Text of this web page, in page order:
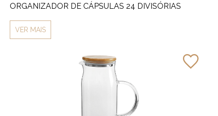
ORGANIZADOR DE CÁPSULAS 24 DIVISÓRIAS
VER MAIS